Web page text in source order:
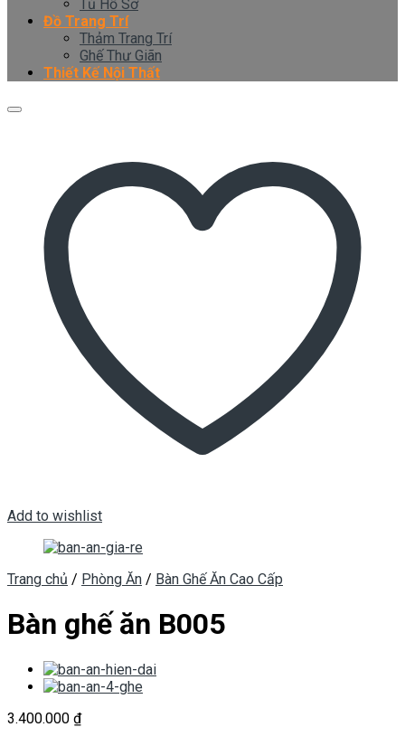
Tủ Hồ Sơ
Đồ Trang Trí
Thảm Trang Trí
Ghế Thư Giãn
Thiết Kế Nội Thất
Add to wishlist
Trang chủ / Phòng Ăn / Bàn Ghế Ăn Cao Cấp
Bàn ghế ăn B005
3.400.000 ₫